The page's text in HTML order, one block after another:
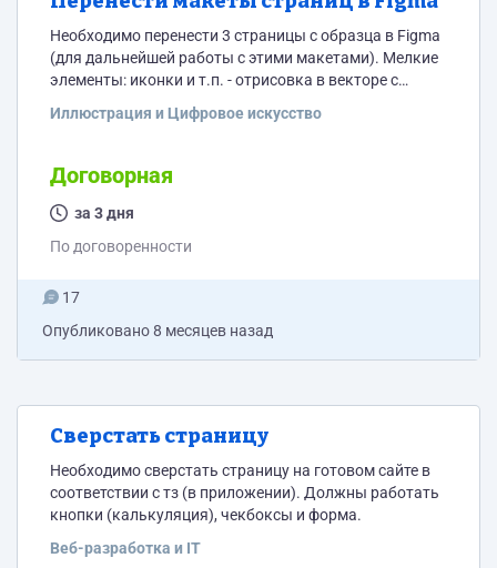
Необходимо перенести 3 страницы с образца в Figma
(для дальнейшей работы с этими макетами). Мелкие
элементы: иконки и т.п. - отрисовка в векторе с
надо такие же страницы нарисовать в Фигма.
Иллюстрация и Цифровое искусство
Договорная
за 3 дня
По договоренности
17
Опубликовано8 месяцев назад
Сверстать страницу
Необходимо сверстать страницу на готовом сайте в
соответствии с тз (в приложении). Должны работать
кнопки (калькуляция), чекбоксы и форма.
Веб-разработка и IT